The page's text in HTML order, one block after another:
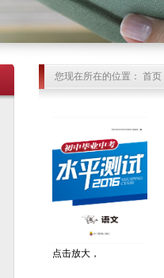
您现在所在的位置： 首
点击放大，